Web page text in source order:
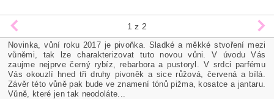
1 z 2
Novinka, vůní roku 2017 je pivoňka. Sladké a měkké stvoření mezi
vůněmi, tak lze charakterizovat tuto novou vůni. V úvodu Vás
zaujme nejprve černý rybíz, rebarbora a pustoryl. V srdci parfému
Vás okouzlí hned tři druhy pivoněk a sice růžová, červená a bílá.
Závěr této vůně pak bude ve znamení tónů pižma, kosatce a jantaru.
Vůně, které jen tak neodoláte...